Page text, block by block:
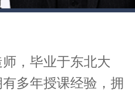
，毕业于东北大
多年授课经验，拥